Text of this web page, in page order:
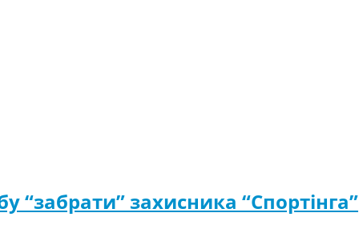
“забрати” захисника “Спортінга”